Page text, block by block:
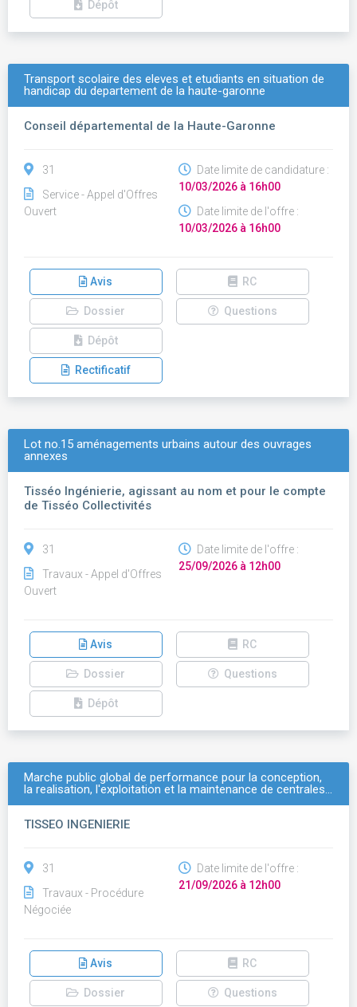
Dépôt
Transport scolaire des eleves et etudiants en situation de
handicap du departement de la haute-garonne
Conseil départemental de la Haute-Garonne
31
Service - Appel d'Offres
Ouvert
Date limite de candidature :
10/03/2026 à 16h00
Date limite de l'offre :
10/03/2026 à 16h00
Avis RC
Dossier Questions
Dépôt
Rectificatif
Lot no.15 aménagements urbains autour des ouvrages
annexes
Tisséo Ingénierie, agissant au nom et pour le compte
de Tisséo Collectivités
31
Travaux - Appel d'Offres
Ouvert
Date limite de l'offre :
25/09/2026 à 12h00
Avis RC
Dossier Questions
Dépôt
Marche public global de performance pour la conception,
la realisation, l'exploitation et la maintenance de centrales…
TISSEO INGENIERIE
31
Travaux - Procédure
Négociée
Date limite de l'offre :
21/09/2026 à 12h00
Avis RC
Dossier Questions